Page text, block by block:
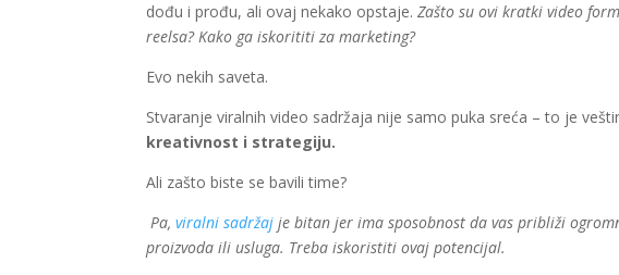
dođu i prođu, ali ovaj nekako opstaje.Zašto su ovi kratki video
reelsa? Kako ga iskorititi za marketing?
Evo nekih saveta.
Stvaranje viralnih video sadržaja nije samo puka sreća – to je
kreativnost i strategiju.
Ali zašto biste se bavili time?
Pa,viralni sadržaj je bitan jer ima sposobnost da vas približi
proizvoda ili usluga. Treba iskoristiti ovaj potencijal.